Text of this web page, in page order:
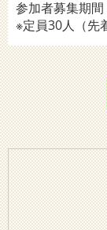
参加者募集期間
※定員30人（先